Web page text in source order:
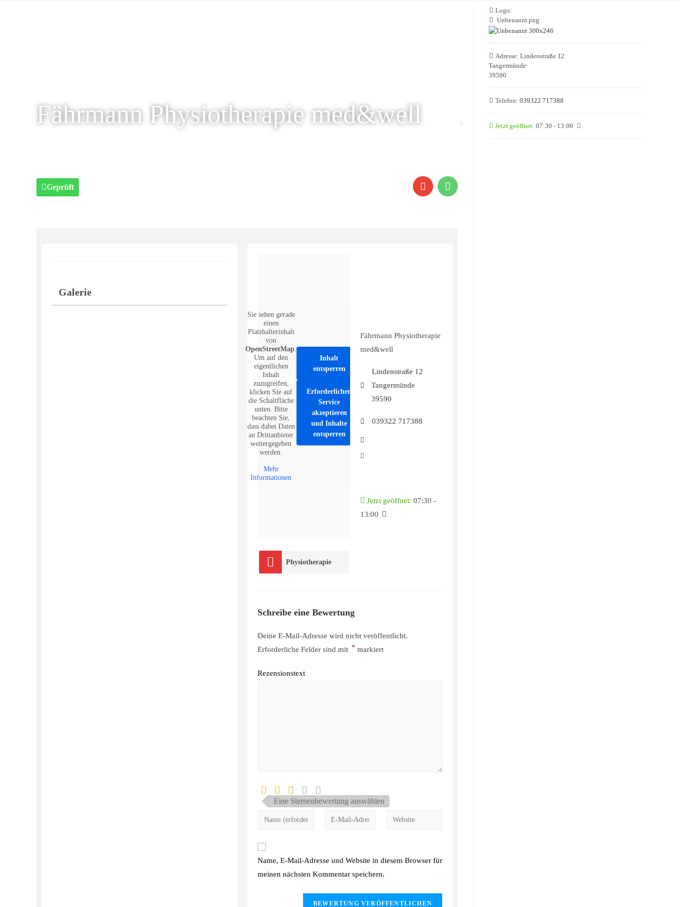
Fährmann Physiotherapie med&well
Geprüft
Galerie
Sie sehen gerade
einen
Platzhalterinhalt
von
OpenStreetMap.
Um auf den
eigentlichen
Inhalt
zuzugreifen,
klicken Sie auf
die Schaltfläche
unten. Bitte
beachten Sie,
dass dabei Daten
an Drittanbieter
weitergegeben
werden.
Mehr
Informationen
Inhalt
entsperren
Erforderlichen
Service
akzeptieren
und Inhalte
entsperren
Fährmann Physiotherapie
med&well
Lindenstraße 12
Tangermünde
39590
039322 717388
Jetzt geöffnet:07:30 -
13:00
Physiotherapie
Schreibe eine Bewertung
Deine E-Mail-Adresse wird nicht veröffentlicht.
Erforderliche Felder sind mit *markiert
Rezensionstext
Eine Sternenbewertung auswählen
Name, E-Mail-Adresse und Website in diesem Browser für
meinen nächsten Kommentar speichern.
Logo:
Unbenannt.png
Adresse: Lindenstraße 12
Tangermünde
39590
Telefon: 039322 717388
Jetzt geöffnet: 07:30 - 13:00